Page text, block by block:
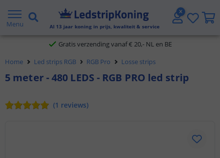
Menu Al 13 jaar koning in prijs, kwaliteit & service
5 jaar garantie
Gratis verzending vanaf € 20,- NL en BE
Klantbeoordeling 9.1
Home Led strips RGB RGB Pro Losse strips
5 meter - 480 LEDS - RGB PRO led strip
(1 reviews)